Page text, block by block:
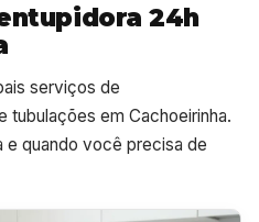
24h
serviços de
tubulações em Cachoeirinha.
e quando você precisa de